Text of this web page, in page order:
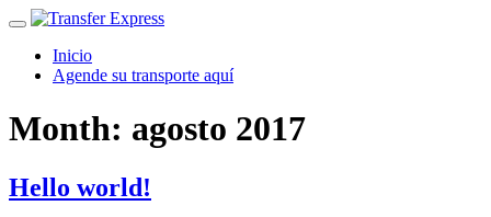
Menu
Inicio
Agende su transporte aquí
Month: agosto 2017
Hello world!